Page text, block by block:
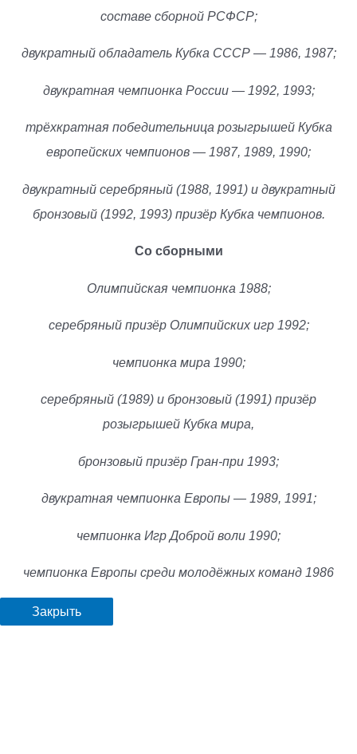
составе сборной РСФСР;
двукратный обладатель Кубка СССР — 1986, 1987;
двукратная чемпионка России — 1992, 1993;
трёхкратная победительница розыгрышей Кубка
европейских чемпионов — 1987, 1989, 1990;
двукратный серебряный (1988, 1991) и двукратный
бронзовый (1992, 1993) призёр Кубка чемпионов.
Со сборными
Олимпийская чемпионка 1988;
серебряный призёр Олимпийских игр 1992;
чемпионка мира 1990;
серебряный (1989) и бронзовый (1991) призёр
розыгрышей Кубка мира,
бронзовый призёр Гран-при 1993;
двукратная чемпионка Европы — 1989, 1991;
чемпионка Игр Доброй воли 1990;
чемпионка Европы среди молодёжных команд 1986
Закрыть